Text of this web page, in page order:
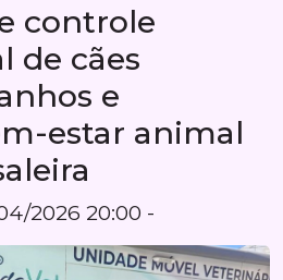
controle
de cães
e
estar animal
2026 20:00 -